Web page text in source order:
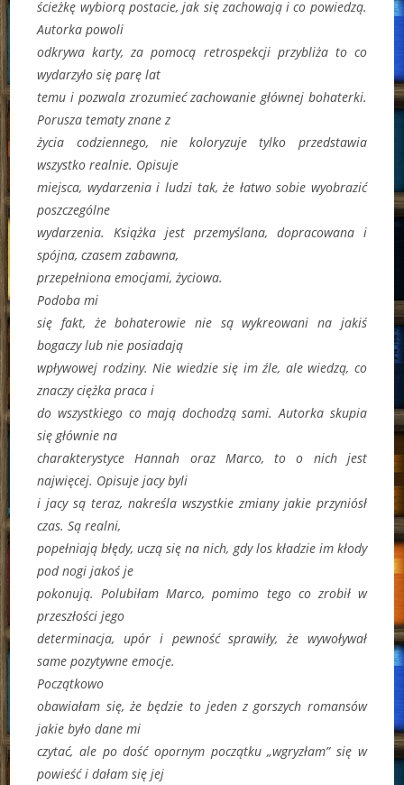
ścieżkę wybiorą postacie, jak się zachowają i co powiedzą.
Autorka powoli
odkrywa karty, za pomocą retrospekcji przybliża to co
wydarzyło się parę lat
temu i pozwala zrozumieć zachowanie głównej bohaterki.
Porusza tematy znane z
życia codziennego, nie koloryzuje tylko przedstawia
wszystko realnie. Opisuje
miejsca, wydarzenia i ludzi tak, że łatwo sobie wyobrazić
poszczególne
wydarzenia. Książka jest przemyślana, dopracowana i
spójna, czasem zabawna,
przepełniona emocjami, życiowa.
Podoba mi
się fakt, że bohaterowie nie są wykreowani na jakiś
bogaczy lub nie posiadają
wpływowej rodziny. Nie wiedzie się im źle, ale wiedzą, co
znaczy ciężka praca i
do wszystkiego co mają dochodzą sami. Autorka skupia
się głównie na
charakterystyce Hannah oraz Marco, to o nich jest
najwięcej. Opisuje jacy byli
i jacy są teraz, nakreśla wszystkie zmiany jakie przyniósł
czas. Są realni,
popełniają błędy, uczą się na nich, gdy los kładzie im kłody
pod nogi jakoś je
pokonują. Polubiłam Marco, pomimo tego co zrobił w
przeszłości jego
determinacja, upór i pewność sprawiły, że wywoływał
same pozytywne emocje.
Początkowo
obawiałam się, że będzie to jeden z gorszych romansów
jakie było dane mi
czytać, ale po dość opornym początku „wgryzłam” się w
powieść i dałam się jej